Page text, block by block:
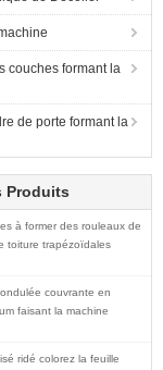
couches formant la
de porte formant la
Produits
à former des rouleaux de
toiture trapézoïdales
couvrante en
faisant la machine
ridé colorez la feuille